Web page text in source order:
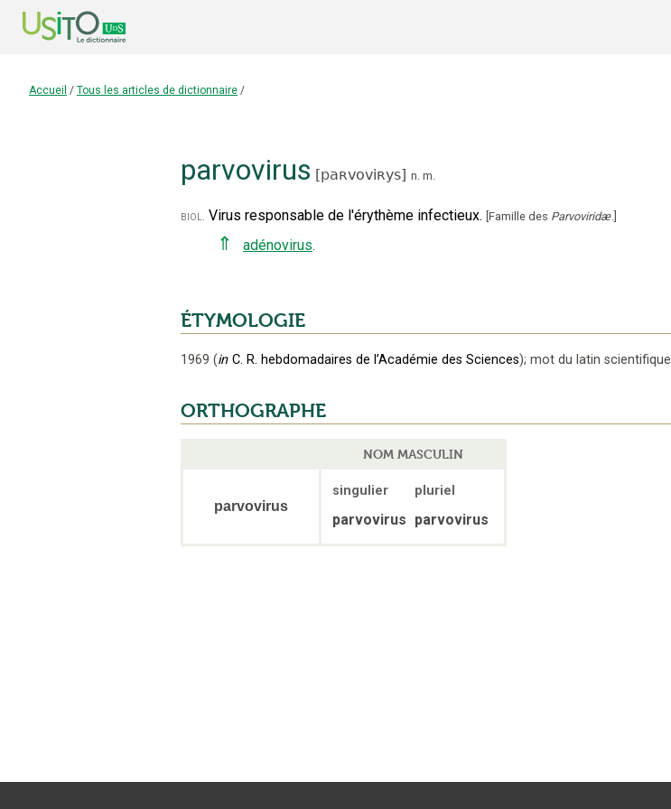
Accueil / Tous les articles de dictionnaire /
parvovirus [paʀvoviʀys] n. m.
biol. Virus responsable de l'érythème infectieux. Famille des Parvoviridæ.
⇑ adénovirus.
ÉTYMOLOGIE
1969 (in C. R. hebdomadaires de l’Académie des Sciences); mot du latin scientifique
ORTHOGRAPHE
NOM MASCULIN
parvovirus
singulier pluriel
parvovirus parvovirus